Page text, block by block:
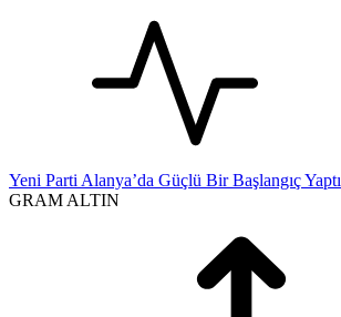
Yeni Parti Alanya’da Güçlü Bir Başlangıç Yaptı
GRAM ALTIN